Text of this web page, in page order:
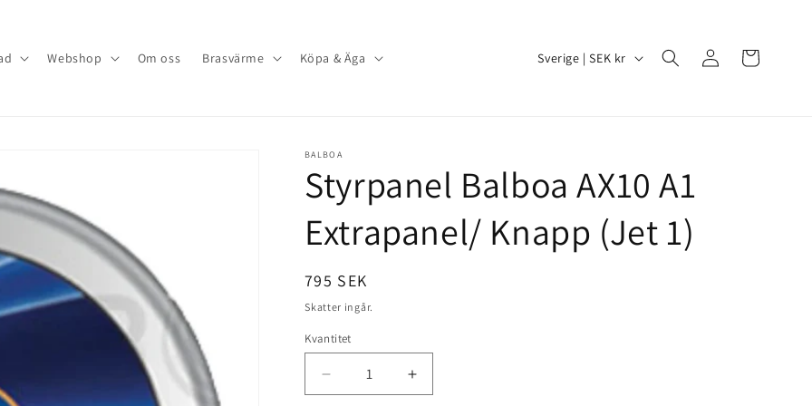
Webshop Om oss Brasvärme Köpa & Äga
R
e
g
Sverige | SEK kr
Logga
in
Varukorg
BALBOA
Styrpanel Balboa AX10 A1
Extrapanel/ Knapp (Jet 1)
Ordinarie
pris
795 SEK
Skatter ingår.
Kvantitet
Minska
kvantitet
Öka
kvantitet